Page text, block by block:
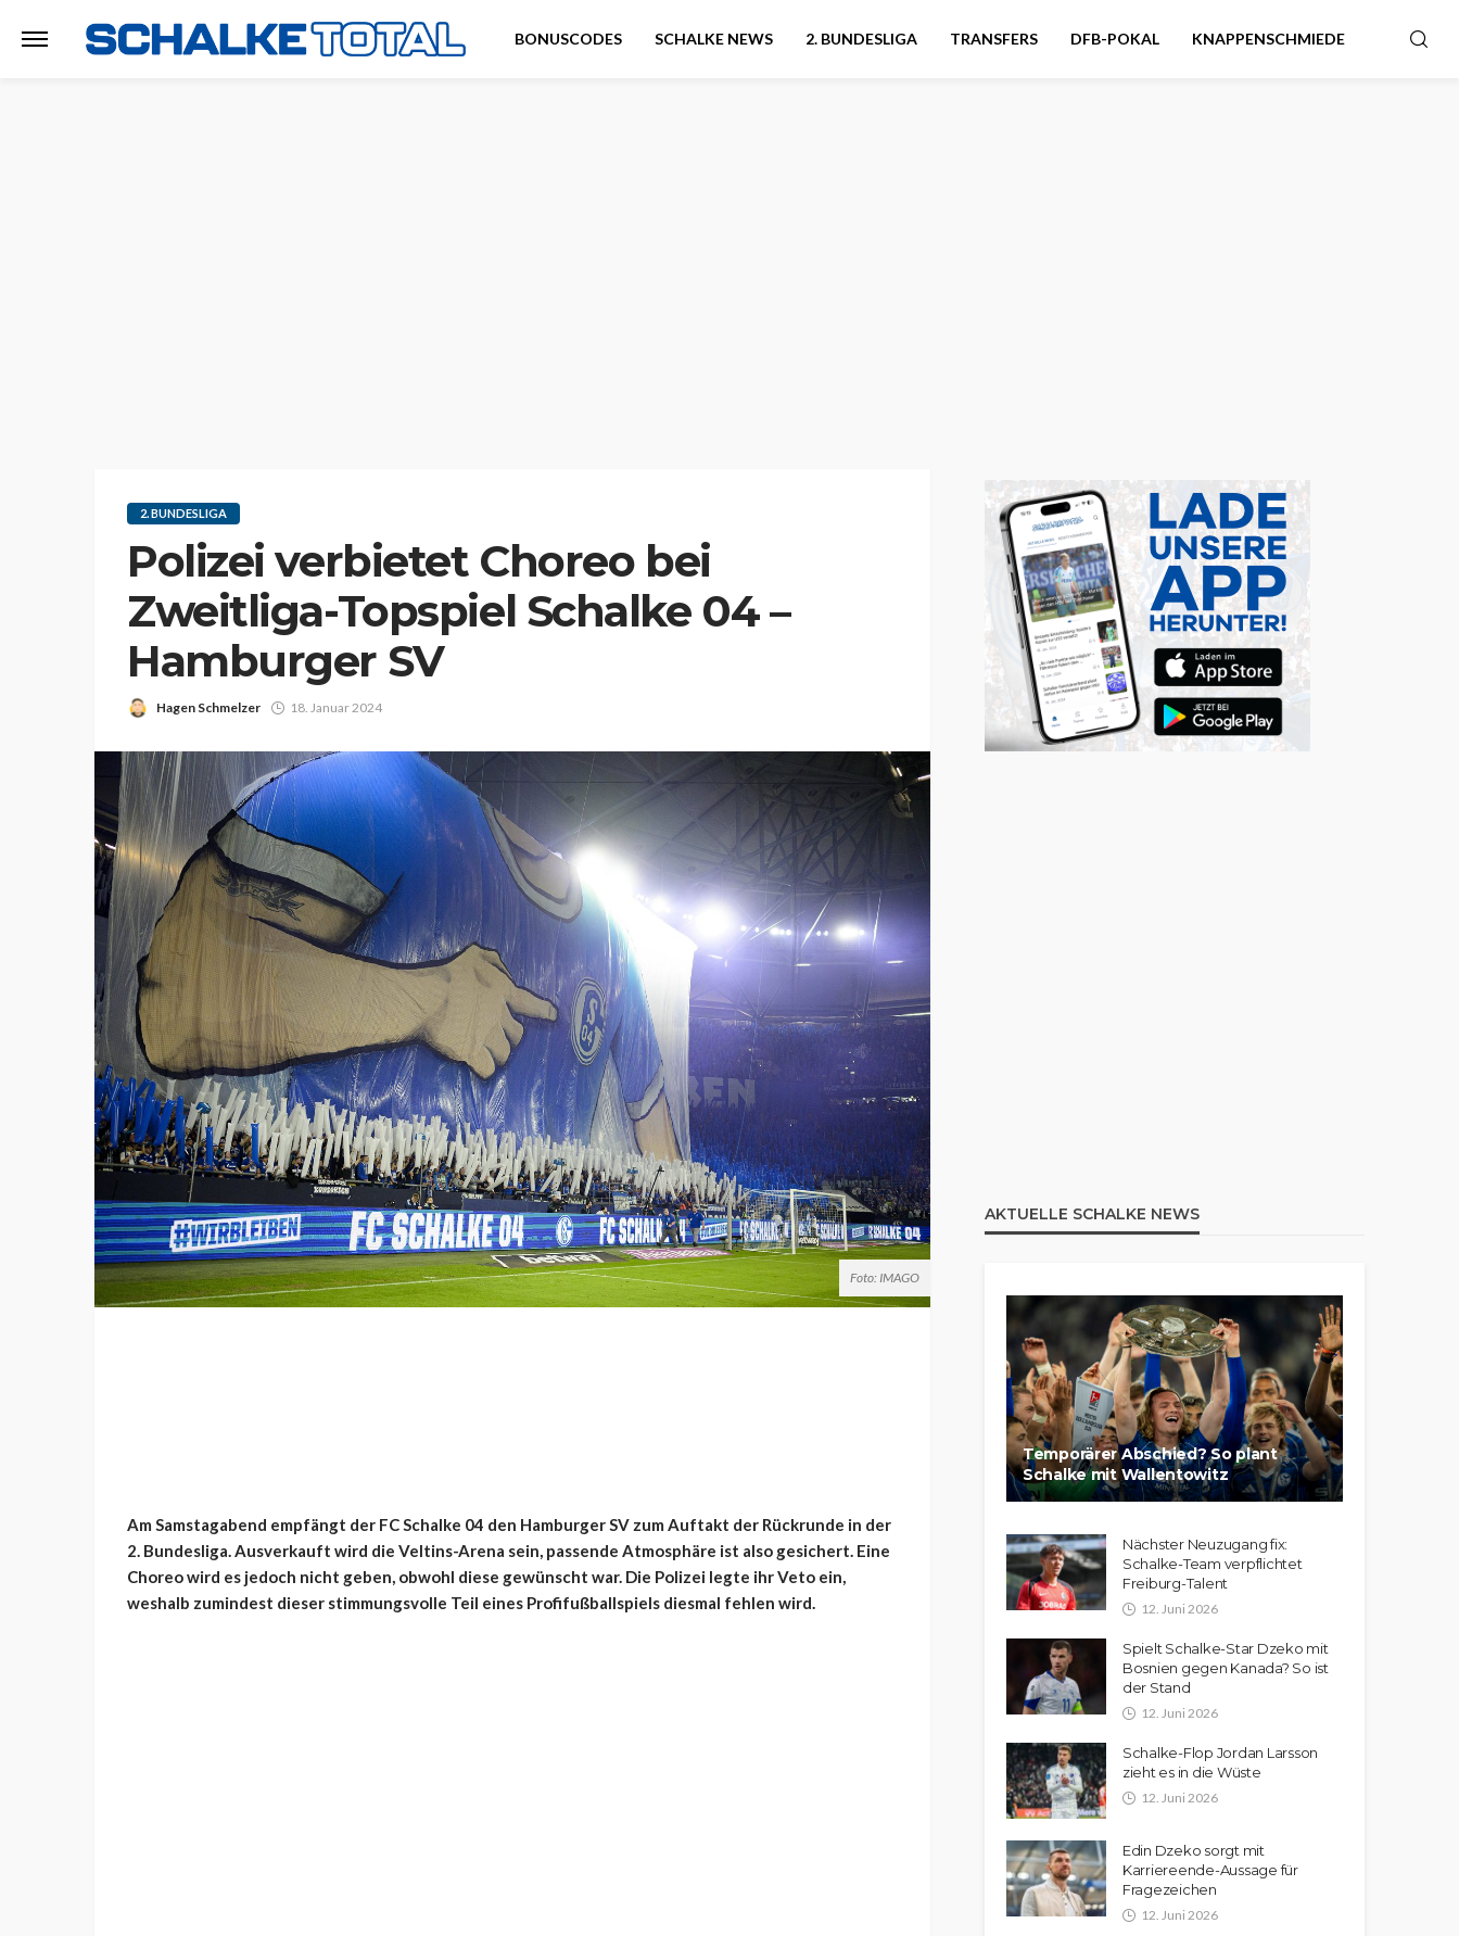
BONUSCODES SCHALKE NEWS 2. BUNDESLIGA TRANSFERS DFB-POKAL KNAPPENSCHMIEDE
2. BUNDESLIGA
Polizei verbietet Choreo bei
Zweitliga-Topspiel Schalke 04 –
Hamburger SV
Hagen Schmelzer 18. Januar 2024
Foto: IMAGO
Am Samstagabend empfängt der FC Schalke 04 den Hamburger SV zum Auftakt der Rückrunde in der
2. Bundesliga. Ausverkauft wird die Veltins-Arena sein, passende Atmosphäre ist also gesichert. Eine
Choreo wird es jedoch nicht geben, obwohl diese gewünscht war. Die Polizei legte ihr Veto ein,
weshalb zumindest dieser stimmungsvolle Teil eines Profifußballspiels diesmal fehlen wird.
AKTUELLE SCHALKE NEWS
Temporärer Abschied? So plant
Schalke mit Wallentowitz
Nächster Neuzugang fix:
Schalke-Team verpflichtet
Freiburg-Talent
12. Juni 2026
Spielt Schalke-Star Dzeko mit
Bosnien gegen Kanada? So ist
der Stand
12. Juni 2026
Schalke-Flop Jordan Larsson
zieht es in die Wüste
12. Juni 2026
Edin Dzeko sorgt mit
Karriereende-Aussage für
Fragezeichen
12. Juni 2026